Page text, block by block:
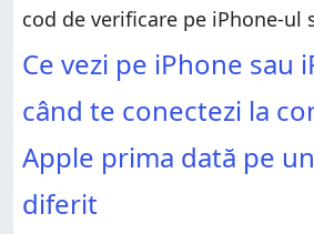
cod de verificare pe iPhone-ul
Ce vezi pe iPhone sau
când te conectezi la
Apple prima dată pe
diferit